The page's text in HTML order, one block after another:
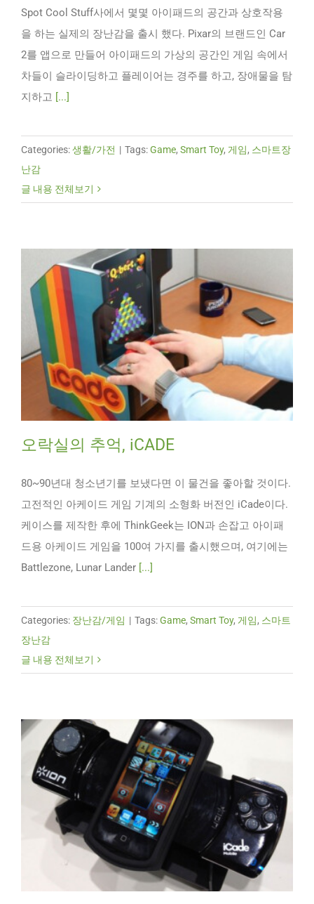
Spot Cool Stuff사에서 몇몇 아이패드의 공간과 상호작용
을 하는 실제의 장난감을 출시 했다. Pixar의 브랜드인 Car
2를 앱으로 만들어 아이패드의 가상의 공간인 게임 속에서
차들이 슬라이딩하고 플레이어는 경주를 하고, 장애물을 탐
지하고 [...]
Categories:생활/가전 | Tags:Game, Smart Toy, 게임, 스마트장
난감
글 내용 전체보기
오락실의 추억, iCADE
80~90년대 청소년기를 보냈다면 이 물건을 좋아할 것이다.
고전적인 아케이드 게임 기계의 소형화 버전인 iCade이다.
케이스를 제작한 후에 ThinkGeek는 ION과 손잡고 아이패
드용 아케이드 게임을 100여 가지를 출시했으며, 여기에는
Battlezone, Lunar Lander [...]
Categories: 장난감/게임 | Tags:Game, Smart Toy, 게임, 스마트
장난감
글 내용 전체보기